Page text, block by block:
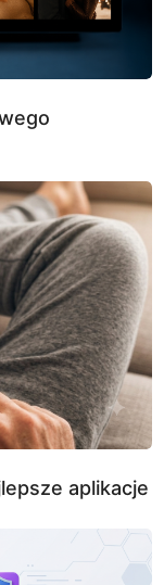
aplikacje